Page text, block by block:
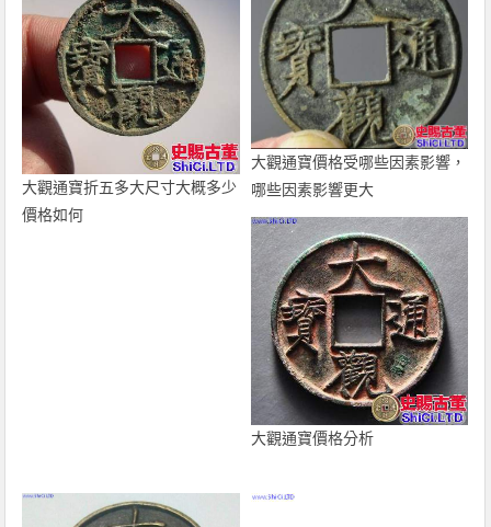
大觀通寶折五多大尺寸大概多少
價格如何
大觀通寶價格受哪些因素影響，
哪些因素影響更大
大觀通寶價格分析